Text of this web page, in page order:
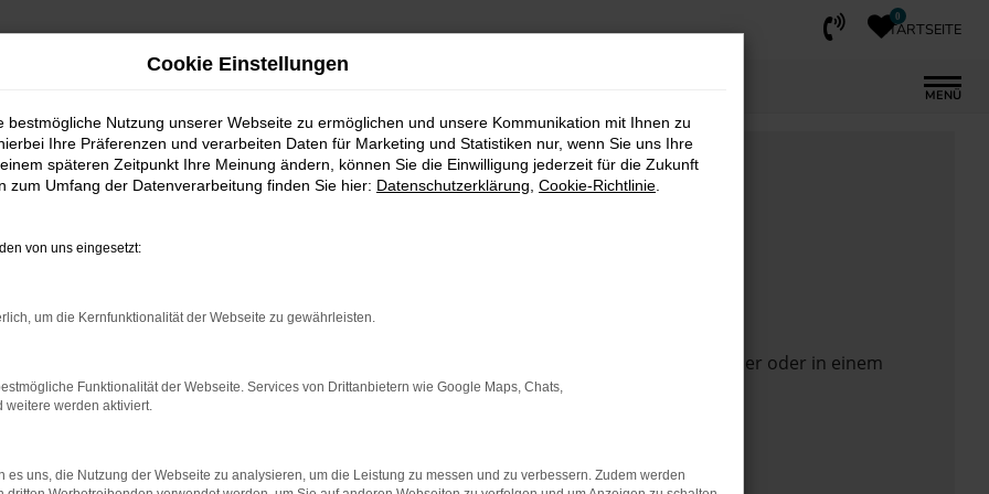
0
STARTSEITE
MENÜ
das Laden bestimmter Seiten verhindern. Funktioniert die Seite in einem anderen Browser oder in einem
zu beheben.
auf dem neuesten Stand sind.
Cookie Einstellungen
bestmögliche Nutzung unserer Webseite zu ermöglichen und unsere Kommunikation mit Ihnen zu
Ihre Präferenzen und verarbeiten Daten für Marketing und Statistiken nur, wenn Sie uns Ihre
späteren Zeitpunkt Ihre Meinung ändern, können Sie die Einwilligung jederzeit für die Zukunft
zum Umfang der Datenverarbeitung finden Sie hier: Datenschutzerklärung Cookie-Richtlinie
von uns eingesetzt:
um die Kernfunktionalität der Webseite zu gewährleisten.
Funktionalität der Webseite. Services von Drittanbietern wie Google Maps, Chats,
weitere werden aktiviert.
es uns, die Nutzung der Webseite zu analysieren, um die Leistung zu messen und zu verbessern. Zudem werden